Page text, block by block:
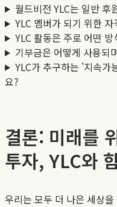
월드비전 YLC는 일반 후
YLC 멤버가 되기 위한
YLC 활동은 주로 어떤
기부금은 어떻게 사용되
YLC가 추구하는 '지속가
요?
결론: 미래를
투자, YLC와
우리는 모두 더 나은 세상